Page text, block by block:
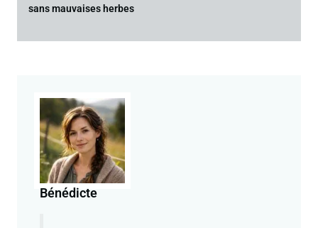
sans mauvaises herbes
Bénédicte